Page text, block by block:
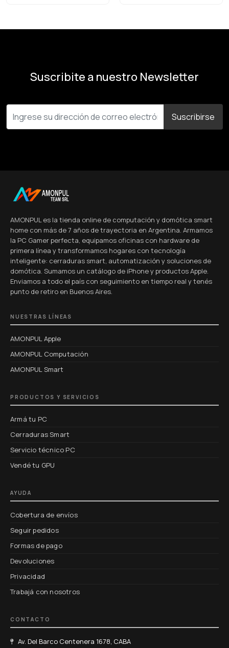
Suscribite a nuestro Newsletter
Suscribirse
AMONPUL es la tienda online de computación y domótica smart
home con más de 7 años de trayectoria en Argentina. Armamos
la PC Gamer perfecta, equipamos oficinas con hardware de
primera línea y transformamos hogares con tecnología
inteligente: cerraduras smart, automatización y soluciones de
domótica. Sumamos un catálogo de iPhone y productos Apple.
Enviamos a todo el país con seguimiento en tiempo real y tenés
punto de retiro en Buenos Aires.
NUESTRAS LÍNEAS
AMONPUL Apple
AMONPUL Computación
AMONPUL Smart
PRODUCTOS Y SERVICIOS
Armá tu PC
Cerraduras Smart
Servicio técnico PC
Vendé tu GPU
AYUDA
Cobertura de envíos
Seguir pedidos
Formas de pago
Devoluciones
Privacidad
Trabajá con nosotros
CONTACTO
Av. Del Barco Centenera 1678, CABA